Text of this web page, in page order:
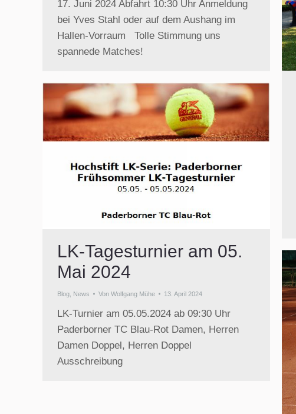
17. Juni 2024 Abfahrt 10:30 Uhr Anmeldung
bei Yves Stahl oder auf dem Aushang im
Hallen-Vorraum Tolle Stimmung uns
spannede Matches!
LK-Tagesturnier am 05.
Mai 2024
Blog News Von Wolfgang Mühe 13. April 2024
LK-Turnier am 05.05.2024 ab 09:30 Uhr
Paderborner TC Blau-Rot Damen, Herren
Damen Doppel, Herren Doppel
Ausschreibung